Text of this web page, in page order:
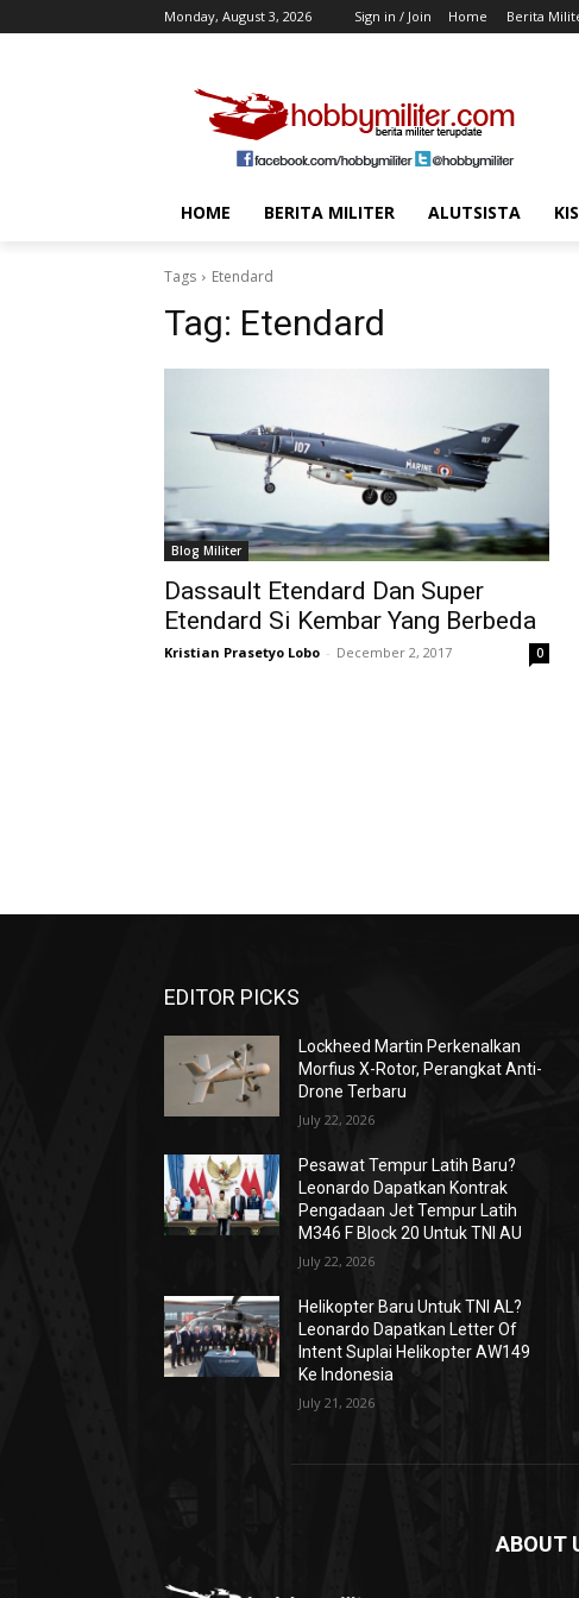
Monday, August 3, 2026 Sign in / Join Home Berita
HOME BERITA MILITER ALUTSISTA
Tags Etendard
Tag: Etendard
Blog Militer
Dassault Etendard Dan Super
Etendard Si Kembar Yang Berbeda
Kristian Prasetyo Lobo - December 2, 2017 0
EDITOR PICKS
Lockheed Martin Perkenalkan
Morfius X-Rotor, Perangkat Anti-
Drone Terbaru
July 22, 2026
Pesawat Tempur Latih Baru?
Leonardo Dapatkan Kontrak
Pengadaan Jet Tempur Latih
M346 F Block 20 Untuk TNI AU
July 22, 2026
Helikopter Baru Untuk TNI AL?
Leonardo Dapatkan Letter Of
Intent Suplai Helikopter AW149
Ke Indonesia
July 21, 2026
ABOUT